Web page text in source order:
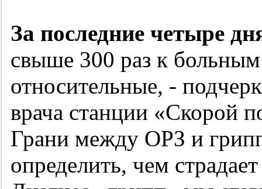
За последние четыре
свыше 300 раз к
относительные, -
врача станции
Грани между ОРЗ и
определить, чем